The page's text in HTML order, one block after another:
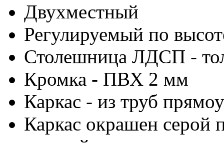
Двухместный
Регулируемый по
Столешница ЛДСП -
Кромка - ПВХ 2 мм
Каркас - из труб
Каркас окрашен серой